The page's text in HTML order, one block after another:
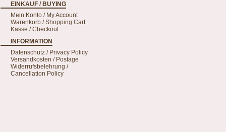
EINKAUF / BUYING
Mein Konto / My Account
Warenkorb / Shopping Cart
Kasse / Checkout
INFORMATION
Datenschutz / Privacy Policy
Versandkosten / Postage
Widerrufsbelehrung /
Cancellation Policy